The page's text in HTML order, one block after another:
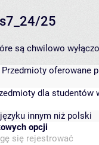
25
są chwilowo
Przedmioty oferowane
dla studentów
innym niż polski
opcji
się rejestrować